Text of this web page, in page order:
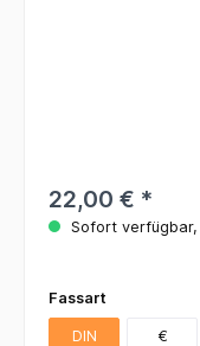
22,00 € *
Sofort
Fassart
DIN €